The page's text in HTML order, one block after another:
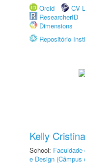
Orcid
CV
ResearcherID
Dimensions
Repositório
Kelly
School:
e Design (Câmpus